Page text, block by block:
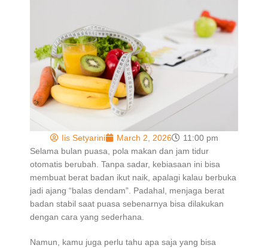
Iis Setyarini March 2, 2026
11:00 pm
Selama bulan puasa, pola makan dan jam tidur
otomatis berubah. Tanpa sadar, kebiasaan ini bisa
membuat berat badan ikut naik, apalagi kalau berbuka
jadi ajang “balas dendam”. Padahal, menjaga berat
badan stabil saat puasa sebenarnya bisa dilakukan
dengan cara yang sederhana.
Namun, kamu juga perlu tahu apa saja yang bisa